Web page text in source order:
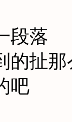
段落
的扯那
吧